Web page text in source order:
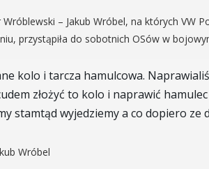
Wróblewski – Jakub Wróbel, na których VW
przystąpiła do sobotnich OSów w
kolo i tarcza hamulcowa.
złożyć to kolo i naprawić
stamtąd wyjedziemy a co dopiero ze
Wróbel
MAJ
16:00 - 17:30